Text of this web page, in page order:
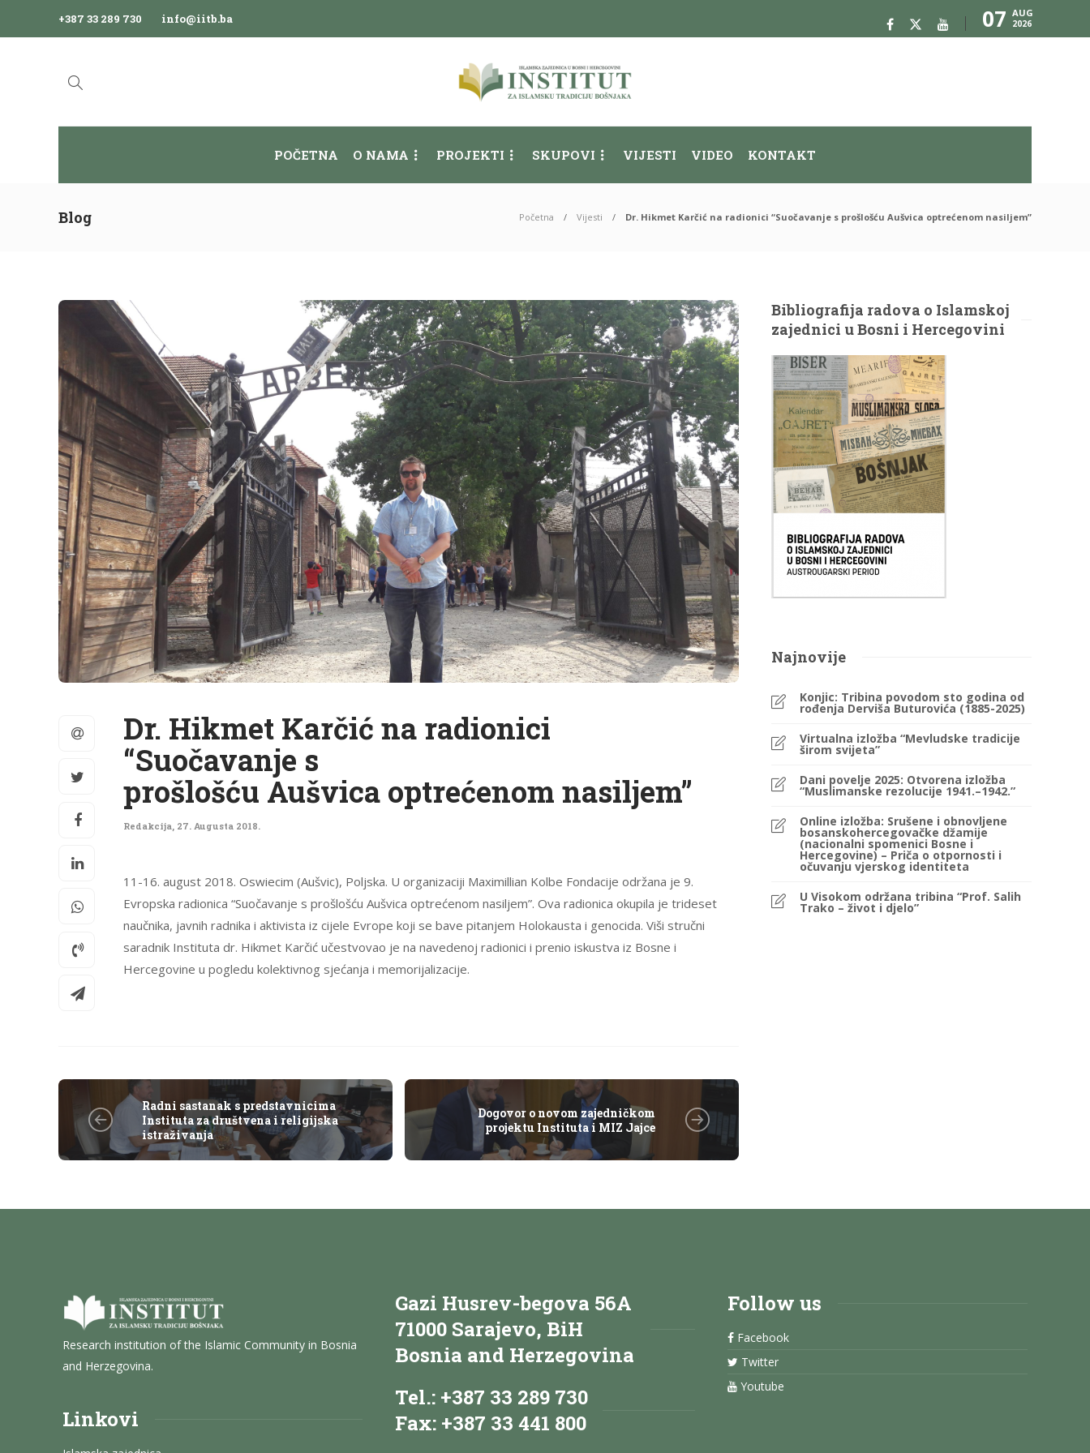
+387 33 289 730 info@iitb.ba 07 AUG
2026
POČETNA O NAMA PROJEKTI SKUPOVI VIJESTI VIDEO KONTAKT
Blog Početna Vijesti Dr. Hikmet Karčić na radionici “Suočavanje s prošlošću Aušvica optrećenom nasiljem”
Dr. Hikmet Karčić na radionici
“Suočavanje s
prošlošću Aušvica optrećenom nasiljem”
Redakcija, 27. Augusta 2018.
11-16. august 2018. Oswiecim (Aušvic), Poljska. U organizaciji Maximillian Kolbe Fondacije održana je 9.
Evropska radionica “Suočavanje s prošlošću Aušvica optrećenom nasiljem”. Ova radionica okupila je trideset
naučnika, javnih radnika i aktivista iz cijele Evrope koji se bave pitanjem Holokausta i genocida. Viši stručni
saradnik Instituta dr. Hikmet Karčić učestvovao je na navedenoj radionici i prenio iskustva iz Bosne i
Hercegovine u pogledu kolektivnog sjećanja i memorijalizacije.
Radni sastanak s predstavnicima
Instituta za društvena i religijska
istraživanja
Dogovor o novom zajedničkom
projektu Instituta i MIZ Jajce
Bibliografija radova o Islamskoj
zajednici u Bosni i Hercegovini
Najnovije
Konjic: Tribina povodom sto godina od
rođenja Derviša Buturovića (1885-2025)
Virtualna izložba “Mevludske tradicije
širom svijeta”
Dani povelje 2025: Otvorena izložba
“Muslimanske rezolucije 1941.–1942.”
Online izložba: Srušene i obnovljene
bosanskohercegovačke džamije
(nacionalni spomenici Bosne i
Hercegovine) – Priča o otpornosti i
očuvanju vjerskog identiteta
U Visokom održana tribina “Prof. Salih
Trako – život i djelo”
Research institution of the Islamic Community in Bosnia
and Herzegovina.
Linkovi
Gazi Husrev-begova 56A
71000 Sarajevo, BiH
Bosnia and Herzegovina
Tel.: +387 33 289 730
Fax: +387 33 441 800
Follow us
Facebook
Twitter
Youtube